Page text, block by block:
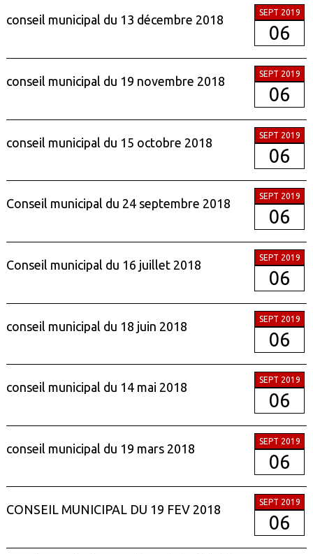
conseil municipal du 13 décembre 2018
SEPT 2019
06
conseil municipal du 19 novembre 2018
SEPT 2019
06
conseil municipal du 15 octobre 2018
SEPT 2019
06
Conseil municipal du 24 septembre 2018
SEPT 2019
06
Conseil municipal du 16 juillet 2018
SEPT 2019
06
conseil municipal du 18 juin 2018
SEPT 2019
06
conseil municipal du 14 mai 2018
SEPT 2019
06
conseil municipal du 19 mars 2018
SEPT 2019
06
CONSEIL MUNICIPAL DU 19 FEV 2018
SEPT 2019
06